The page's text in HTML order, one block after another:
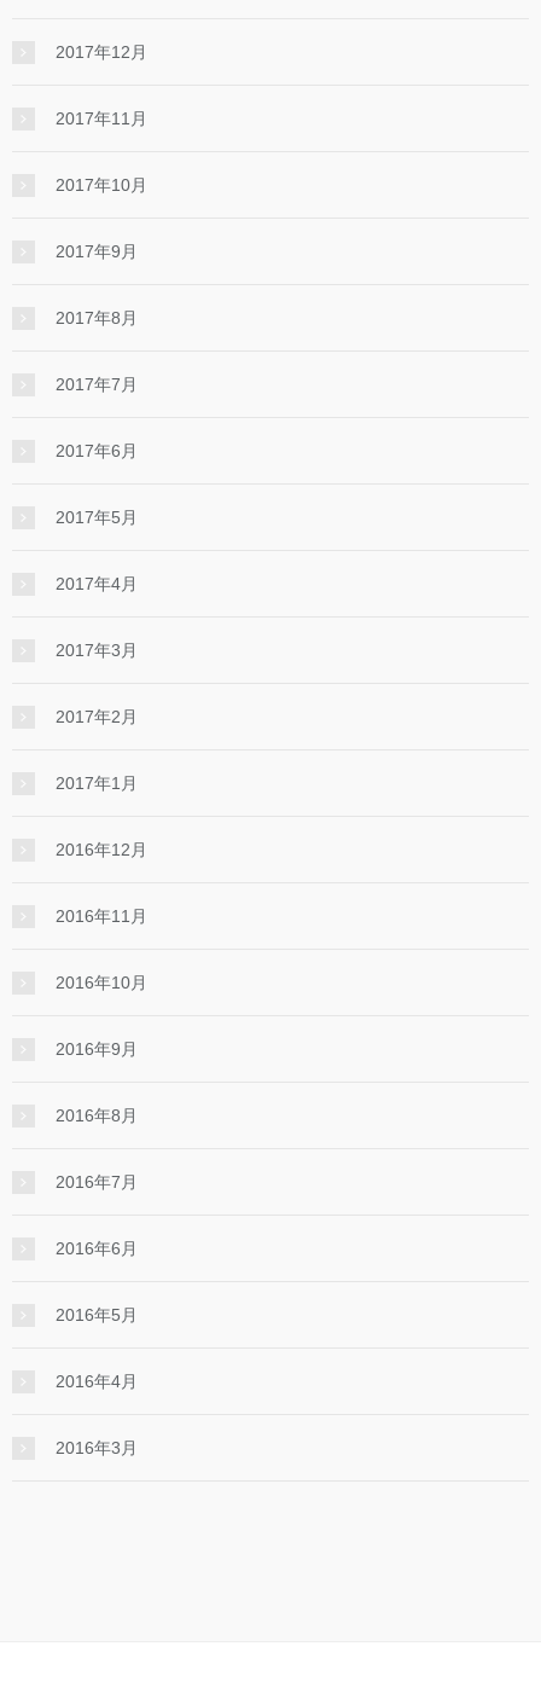
2017年12月
2017年11月
2017年10月
2017年9月
2017年8月
2017年7月
2017年6月
2017年5月
2017年4月
2017年3月
2017年2月
2017年1月
2016年12月
2016年11月
2016年10月
2016年9月
2016年8月
2016年7月
2016年6月
2016年5月
2016年4月
2016年3月